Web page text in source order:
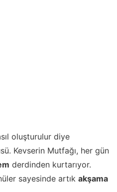
oluşturulur diye
Kevserin Mutfağı, her gün
derdinden kurtarıyor.
sayesinde artık akşama